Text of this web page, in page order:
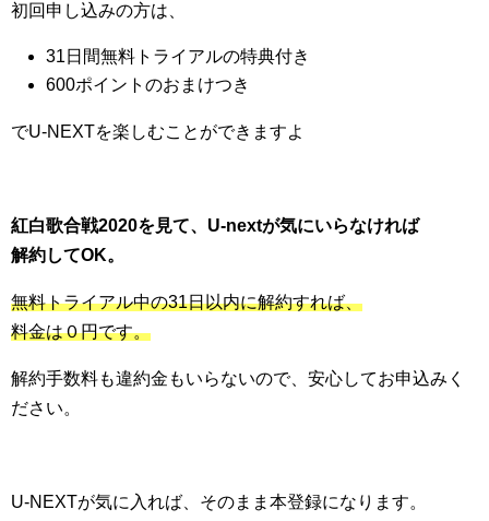
初回申し込みの方は、
31日間無料トライアルの特典付き
600ポイントのおまけつき
でU-NEXTを楽しむことができますよ
紅白歌合戦2020を見て、U-nextが気にいらなければ
解約してOK。
無料トライアル中の31日以内に解約すれば、
料金は０円です。
解約手数料も違約金もいらないので、安心してお申込みく
ださい。
U-NEXTが気に入れば、そのまま本登録になります。